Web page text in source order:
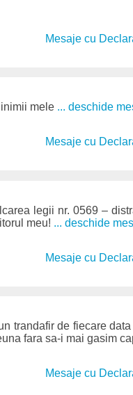
Mesaje cu
mele ... deschide
Mesaje cu
legii nr. 0569 –
meu! ... deschide
Mesaje cu
trandafir de fiecare
fara sa-i mai gasim
Mesaje cu